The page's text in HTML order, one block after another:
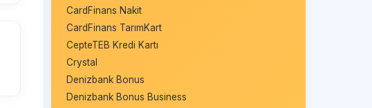
CardFinans Nakit
CardFinans TarımKart
CepteTEB Kredi Kartı
Crystal
Denizbank Bonus
Denizbank Bonus Business